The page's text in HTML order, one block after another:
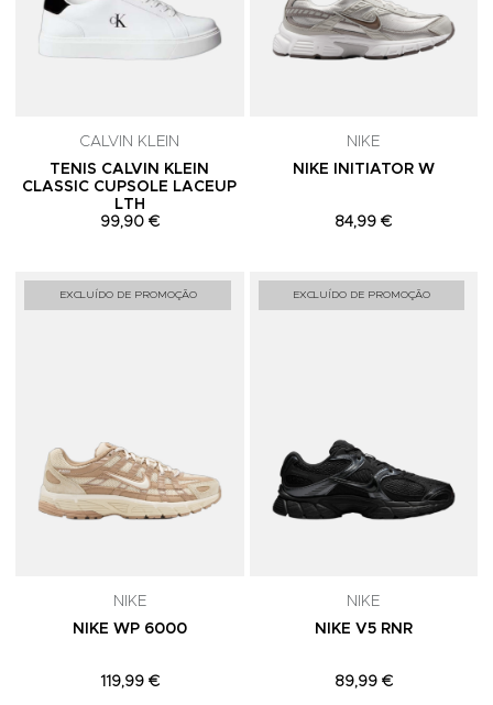
CALVIN KLEIN
TENIS CALVIN KLEIN
CLASSIC CUPSOLE LACEUP
LTH
99,90 €
NIKE
NIKE INITIATOR W
84,99 €
EXCLUÍDO DE PROMOÇÃO Adicionar aos Favoritos
NIKE
NIKE WP 6000
119,99 €
EXCLUÍDO DE PROMOÇÃO
NIKE
NIKE V5 RNR
89,99 €